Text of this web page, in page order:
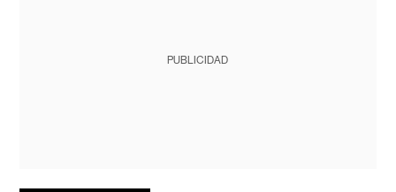
PUBLICIDAD